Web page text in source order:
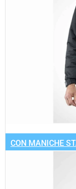
CON MANICHE